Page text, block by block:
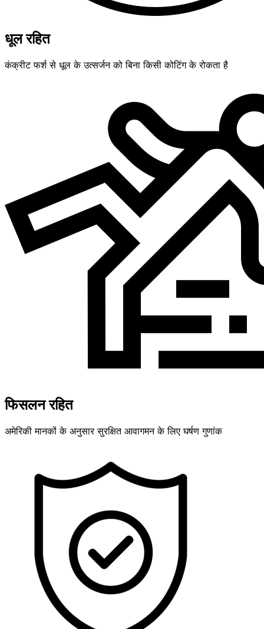
धूल रहित
कंक्रीट फर्श से धूल के उत्सर्जन को बिना किसी कोटिंग के रोकता है
फिसलन रहित
अमेरिकी मानकों के अनुसार सुरक्षित आवागमन के लिए घर्षण गुणांक